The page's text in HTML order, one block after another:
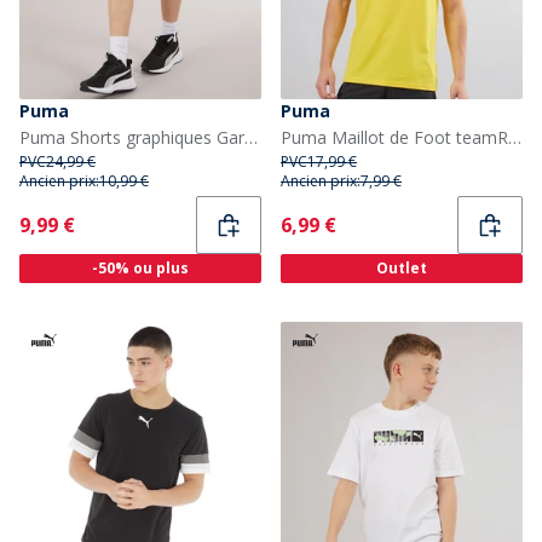
Puma
Puma Shorts graphiques Garçon Putty
PVC24,99 €
Ancien prix:10,99 €
Current
9,99 €
-50% ou plus
Puma
Puma Maillot de Foot teamRISE Homme Jaune
PVC17,99 €
Ancien prix:7,99 €
Current
6,99 €
Outlet